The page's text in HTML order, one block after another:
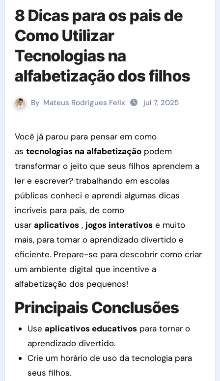
8 Dicas para os pais de
Como Utilizar
Tecnologias na
alfabetização dos filhos
By Mateus Rodrigues Felix jul 7, 2025
Você já parou para pensar em como
as tecnologias na alfabetizaçãopodem
transformar o jeito que seus filhos aprendem a
ler e escrever? trabalhando em escolas
públicas conheci e aprendi algumas dicas
incríveis para pais, de como
usar aplicativos, jogos interativose muito
mais, para tornar o aprendizado divertido e
eficiente. Prepare-se para descobrir como criar
um ambiente digital que incentive a
alfabetização dos pequenos!
Principais Conclusões
Use aplicativos educativospara tornar o
aprendizado divertido.
Crie um horário de uso da tecnologia para
seus filhos.